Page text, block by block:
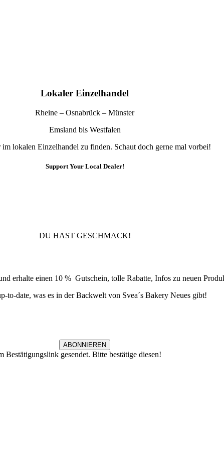
Lokaler Einzelhandel
Rheine – Osnabrück – Münster
Emsland bis Westfalen
lokalen Einzelhandel zu finden. Schaut doch gerne mal vorbei!
Support Your Local Dealer!
DU HAST GESCHMACK!
erhalte einen 10 % Gutschein, tolle Rabatte, Infos zu neuen
to-date, was es in der Backwelt von Svea´s Bakery Neues gibt!
ABONNIEREN
gesendet. Bitte bestätige diesen!